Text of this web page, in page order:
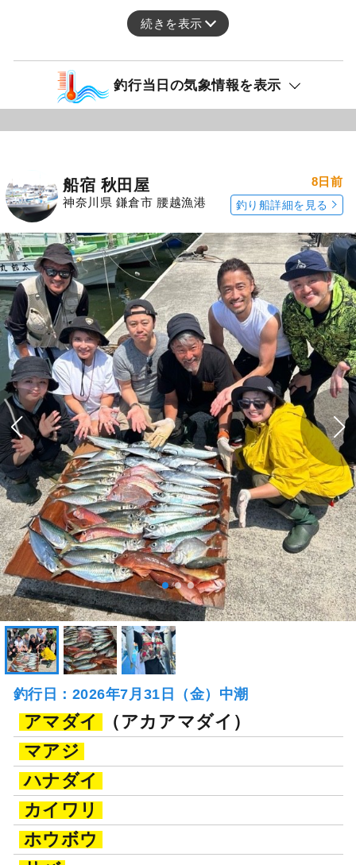
続きを表示
釣行当日の気象情報を表示
船宿 秋田屋
神奈川県 鎌倉市 腰越漁港
8日前
釣り船詳細を見る
釣行日：2026年7月31日（金）中潮
アマダイ
（アカアマダイ）
マアジ
ハナダイ
カイワリ
ホウボウ